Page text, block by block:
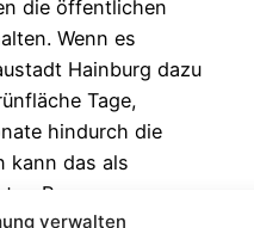
verwalten
die öffentlichen
Wenn es
Hainburg dazu
Tage,
hindurch die
kann das als
Ranges